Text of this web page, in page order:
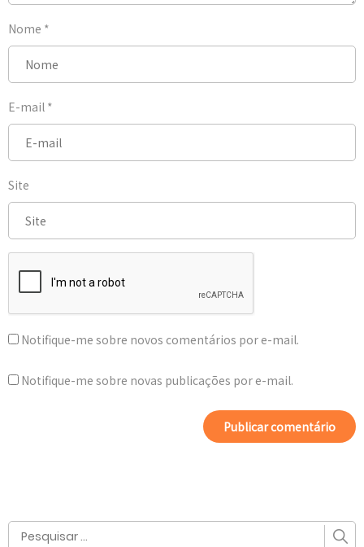
Nome *
E-mail *
Site
Notifique-me sobre novos comentários por e-mail.
Notifique-me sobre novas publicações por e-mail.